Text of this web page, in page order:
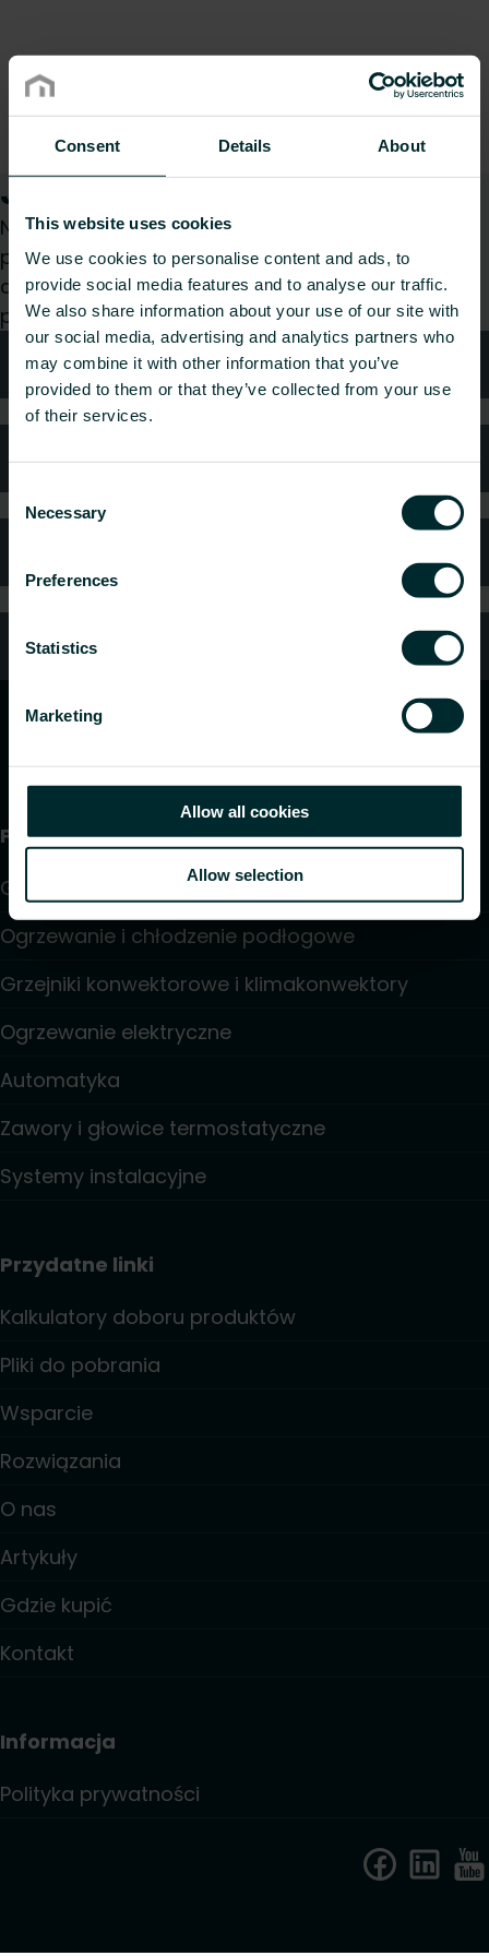
Consent Details About
This website uses cookies
We use cookies to personalise content and ads, to
provide social media features and to analyse our traffic.
We also share information about your use of our site with
our social media, advertising and analytics partners who
may combine it with other information that you’ve
provided to them or that they’ve collected from your use
of their services.
Consent
Selection
Necessary
Preferences
Statistics
Marketing
Allow all cookies
Allow selection
Jak możemy Ci pomóc?
Niezależnie od tego, czy jesteś architektem,
projektantem, instalatorem, pracownikiem
dystrybucji, czy użytkownikiem końcowym z
przyjemnością zajmiemy się Twoim zapytaniem.
Wsparcie
Najczęściej zadawane pytania
Kontakt z nami
Produkty
Grzejniki
Ogrzewanie i chłodzenie podłogowe
Grzejniki konwektorowe i klimakonwektory
Ogrzewanie elektryczne
Automatyka
Zawory i głowice termostatyczne
Systemy instalacyjne
Przydatne linki
Kalkulatory doboru produktów
Pliki do pobrania
Wsparcie
Rozwiązania
O nas
Artykuły
Gdzie kupić
Kontakt
Informacja
Polityka prywatności